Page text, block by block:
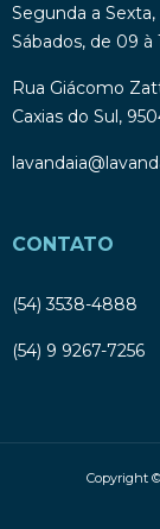
Segunda a
Sábados, de 09 à
Rua Giácomo
Caxias do Sul,
CONTATO
(54) 3538-4888
(54) 9 9267-7256
Copyright ©